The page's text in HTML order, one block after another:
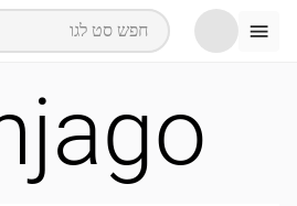
חפש סט לגו